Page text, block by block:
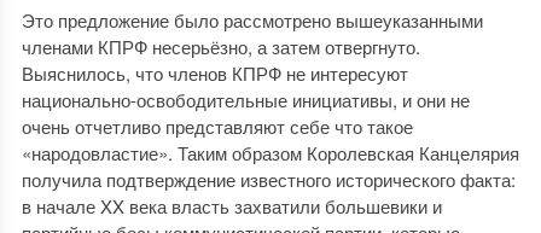
Это предложение было рассмотрено вышеуказанными
членами КПРФ несерьёзно, а затем отвергнуто.
Выяснилось, что членов КПРФ не интересуют
национально-освободительные инициативы, и они не
очень отчетливо представляют себе что такое
«народовластие». Таким образом Королевская Канцелярия
получила подтверждение известного исторического факта:
в начале XX века власть захватили большевики и